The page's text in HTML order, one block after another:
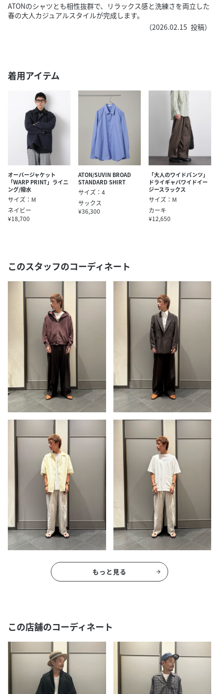
ATONのシャツとも相性抜群で、リラックス感と洗練さを両立した
春の大人カジュアルスタイルが完成します。
（2026.02.15 投稿）
着用アイテム
オーバージャケット
「WARP PRINT」ライニ
ング/撥水
サイズ：M
ネイビー
¥18,700
ATON/SUVIN BROAD
STANDARD SHIRT
サイズ：4
サックス
¥36,300
「大人のワイドパンツ」
ドライギャバワイドイー
ジースラックス
サイズ：M
カーキ
¥12,650
このスタッフのコーディネート
もっと見る
この店舗のコーディネート